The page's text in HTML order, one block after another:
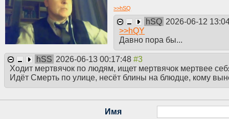
>>hSQ
hSQ 2026-06-12
>>hQY
Давно пора бы...
hSS 2026-06-13 00:17:48
Ходит мертвячок по людям, ищет мертвячок мертвее
Идëт Смерть по улице, несëт блины на блюдце, кому